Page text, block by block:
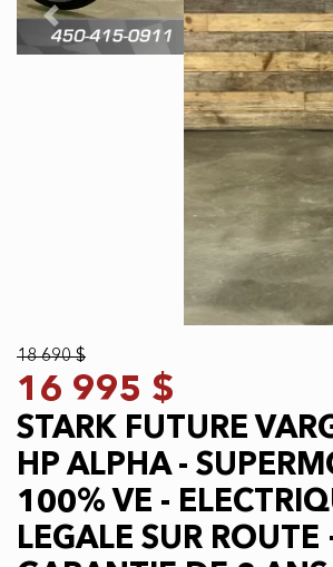
Previous
18 690 $
16 995 $
STARK FUTURE
HP ALPHA -
100% VE -
LEGALE SUR ROUTE